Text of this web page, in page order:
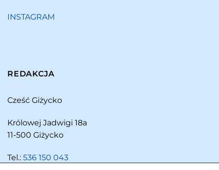
INSTAGRAM
REDAKCJA
Cześć Giżycko
Królowej Jadwigi 18a
11-500 Giżycko
Tel.: 536 150 043